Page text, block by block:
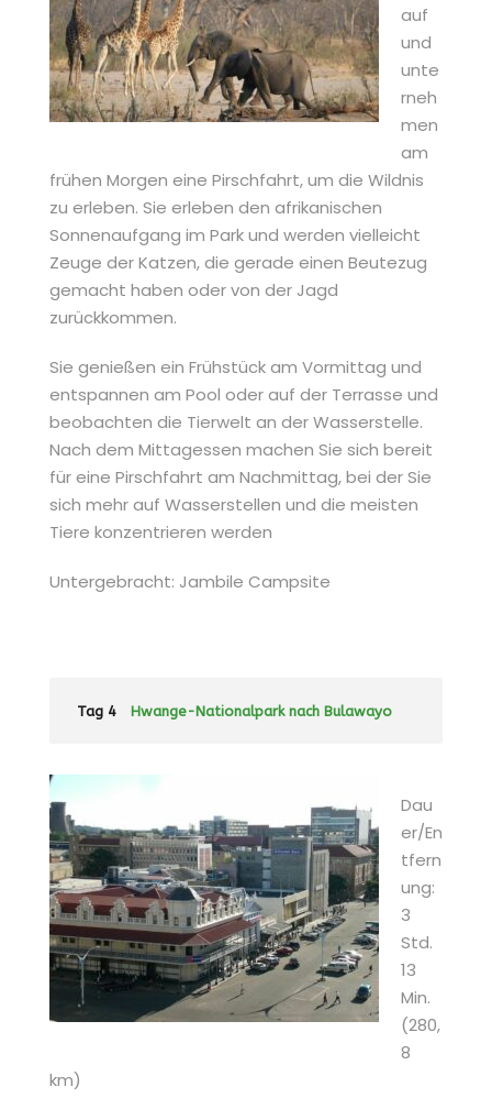
auf
und
unte
rneh
men
am
frühen Morgen eine Pirschfahrt, um die Wildnis
zu erleben. Sie erleben den afrikanischen
Sonnenaufgang im Park und werden vielleicht
Zeuge der Katzen, die gerade einen Beutezug
gemacht haben oder von der Jagd
zurückkommen.
Sie genießen ein Frühstück am Vormittag und
entspannen am Pool oder auf der Terrasse und
beobachten die Tierwelt an der Wasserstelle.
Nach dem Mittagessen machen Sie sich bereit
für eine Pirschfahrt am Nachmittag, bei der Sie
sich mehr auf Wasserstellen und die meisten
Tiere konzentrieren werden
Untergebracht: Jambile Campsite
Tag 4 Hwange-Nationalpark nach Bulawayo
Dau
er/En
tfern
ung:
3
Std.
13
Min.
(280,
8
km)